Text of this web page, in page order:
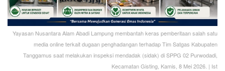
Yayasan Nusantara Alam Abadi Lampung membantah keras pemberitaan salah satu
media online terkait dugaan penghadangan terhadap Tim Satgas Kabupaten
Tanggamus saat melakukan inspeksi mendadak (sidak) di SPPG 02 Purwodadi,
Kecamatan Gisting, Kamis, 8 Mei 2026. | Ist